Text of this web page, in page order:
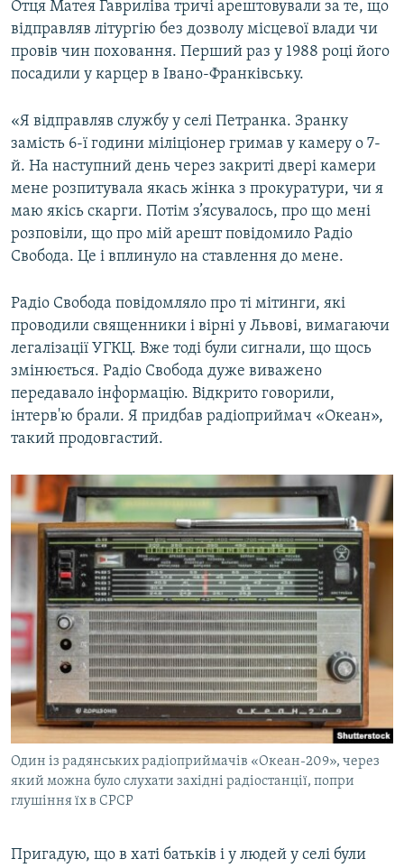
Отця Матея Гавриліва тричі арештовували за те, що
відправляв літургію без дозволу місцевої влади чи
провів чин поховання. Перший раз у 1988 році його
посадили у карцер в Івано-Франківську.
«Я відправляв службу у селі Петранка. Зранку
замість 6-ї години міліціонер гримав у камеру о 7-
й. На наступний день через закриті двері камери
мене розпитувала якась жінка з прокуратури, чи я
маю якісь скарги. Потім з’ясувалось, про що мені
розповіли, що про мій арешт повідомило Радіо
Свобода. Це і вплинуло на ставлення до мене.
Радіо Свобода повідомляло про ті мітинги, які
проводили священники і вірні у Львові, вимагаючи
легалізації УГКЦ. Вже тоді були сигнали, що щось
змінюється. Радіо Свобода дуже виважено
передавало інформацію. Відкрито говорили,
інтерв'ю брали. Я придбав радіоприймач «Океан»,
такий продовгастий.
Один із радянських радіоприймачів «Океан-209», через
який можна було слухати західні радіостанції, попри
глушіння їх в СРСР
Пригадую, що в хаті батьків і у людей у селі були